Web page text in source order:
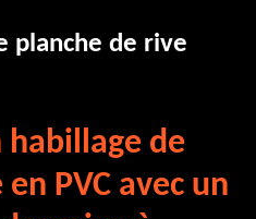
planche de rive
habillage de
PVC avec un